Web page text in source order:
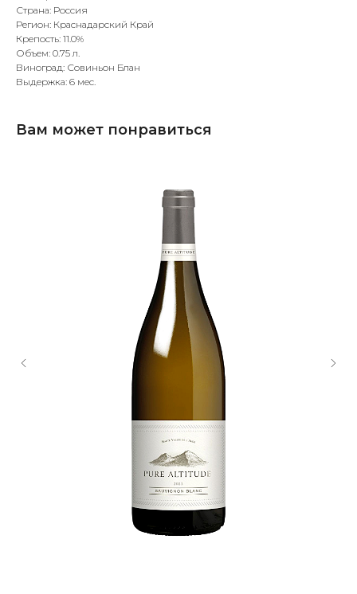
Страна: Россия
Регион: Краснадарский Край
Крепость: 11.0%
Объем: 0.75 л.
Виноград: Совиньон Блан
Выдержка: 6 мес.
Вам может понравиться